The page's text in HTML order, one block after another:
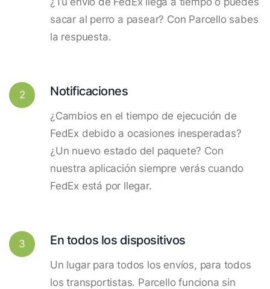
sacar al perro a pasear? Con Parcello sabes
la respuesta.
2 Notificaciones
¿Cambios en el tiempo de ejecución de
FedEx debido a ocasiones inesperadas?
¿Un nuevo estado del paquete? Con
nuestra aplicación siempre verás cuando
FedEx está por llegar.
3 En todos los dispositivos
Un lugar para todos los envíos, para todos
los transportistas. Parcello funciona sin